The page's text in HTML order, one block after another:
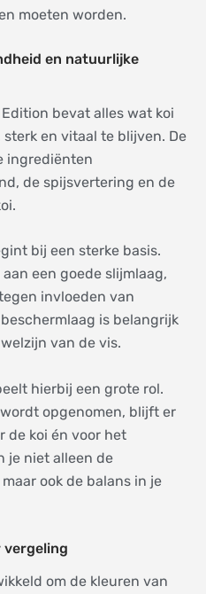
moeten worden.
en natuurlijke
bevat alles wat koi
en vitaal te blijven. De
ingrediënten
de spijsvertering en de
bij een sterke basis.
een goede slijmlaag,
invloeden van
is belangrijk
van de vis.
hierbij een grote rol.
opgenomen, blijft er
de koi én voor het
je niet alleen de
ook de balans in je
vergeling
om de kleuren van